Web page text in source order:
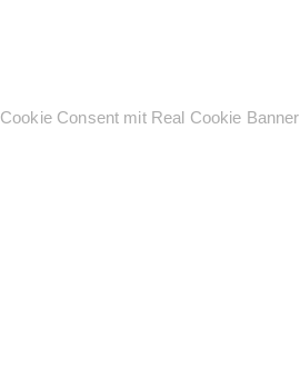
Cookie Consent mit Real Cookie Banner